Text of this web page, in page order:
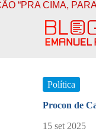
P
OFICIALIZA
Política
Procon de
15 set 2025